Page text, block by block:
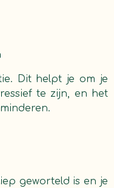
Dit helpt je om je
te zijn, en het
geworteld is en je